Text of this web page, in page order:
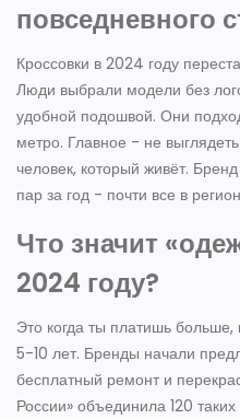
повседневного
Кроссовки в 2024 году
Люди выбрали модели без
удобной подошвой. Они
метро. Главное - не выглядеть
человек, который живёт.
пар за год - почти все в
Что значит
2024 году?
Это когда ты платишь
5-10 лет. Бренды начали
бесплатный ремонт и
России» объединила 120